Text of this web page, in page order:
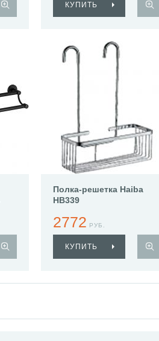
КУПИТЬ
Полка-решетка Haiba
HB339
2772 РУБ.
КУПИТЬ